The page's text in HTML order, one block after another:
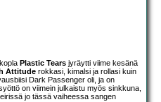
Plastic Tears jyräytti viime kesänä
Attitude rokkasi, kimalsi ja rollasi kuin
Dark Passenger oli, ja on
on viimein julkaistu myös sinkkuna,
jo tässä vaiheessa sangen